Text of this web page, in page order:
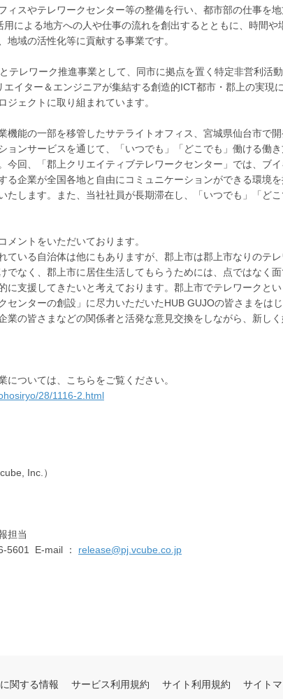
ィスやテレワークセンター等の整備を行い、都市部の仕事を
による地方への人や仕事の流れを創出するとともに、時間
域の活性化等に貢献する事業です。
テレワーク推進事業として、同市に拠点を置く特定非営利
イター＆エンジニアが集結する創造的ICT都市・郡上の実現
ェクトに取り組まれています。
機能の一部を移管したサテライトオフィス、宮城県仙台市で
ョンサービスを通じて、「いつでも」「どこでも」働ける働
今回、「郡上クリエイティブテレワークセンター」では、ブ
る企業が全国各地と自由にコミュニケーションができる環境
たします。また、当社社員が長期滞在し、「いつでも」「ど
ントをいただいております。
ている自治体は他にもありますが、郡上市は郡上市なりのテ
でなく、郡上市に居住生活してもらうためには、点ではなく
に支援してきたいと考えております。郡上市でテレワークと
センターの創設」に尽力いただいたHUB GUJOの皆さまをは
業の皆さまなどの関係者と活発な意見交換をしながら、新し
ついては、こちらをご覧ください。
28/1116-2.html
Inc.）
担当
5601 E-mail ： release@pj.vcube.co.jp
関する情報 サービス利用規約 サイト利用規約 サイト